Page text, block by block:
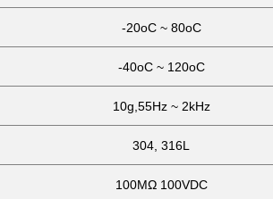
-20oC ~ 80oC
-40oC ~ 120oC
10g,55Hz ~ 2kHz
304, 316L
100MΩ 100VDC